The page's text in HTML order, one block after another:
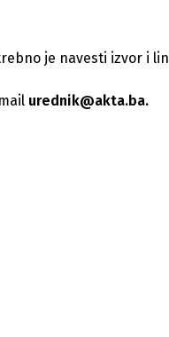
je navesti izvor i
urednik@akta.ba.